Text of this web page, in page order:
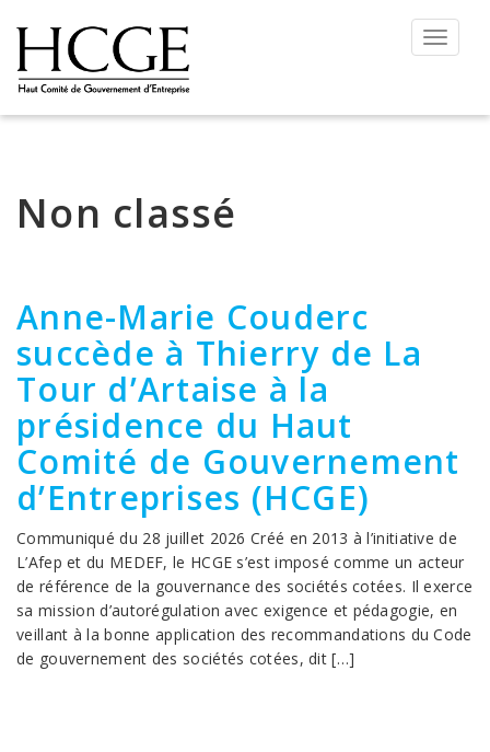
Non classé
Anne-Marie Couderc
succède à Thierry de La
Tour d’Artaise à la
présidence du Haut
Comité de Gouvernement
d’Entreprises (HCGE)
Communiqué du 28 juillet 2026 Créé en 2013 à l’initiative de
L’Afep et du MEDEF, le HCGE s’est imposé comme un acteur
de référence de la gouvernance des sociétés cotées. Il exerce
sa mission d’autorégulation avec exigence et pédagogie, en
veillant à la bonne application des recommandations du Code
de gouvernement des sociétés cotées, dit […]